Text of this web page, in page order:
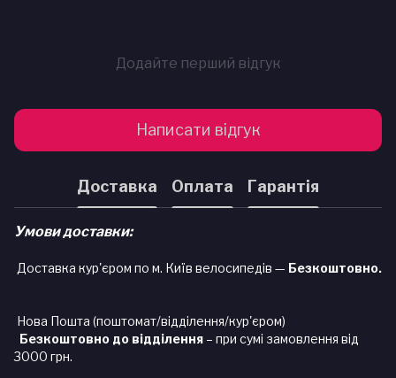
Додайте перший відгук
Написати відгук
Доставка Оплата Гарантія
Умови доставки:
Доставка кур'єром по м. Київ велосипедів — Безкоштовно.
Нова Пошта (поштомат/відділення/кур'єром)
Безкоштовно до відділення – при сумі замовлення від
3000 грн.